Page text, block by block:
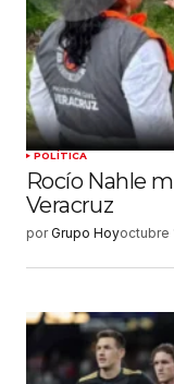
POLÍTICA
Rocío Nahle
Veracruz
por Grupo Hoyoctubre